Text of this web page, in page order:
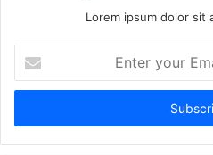
Lorem ipsum dolor sit
t
r
y